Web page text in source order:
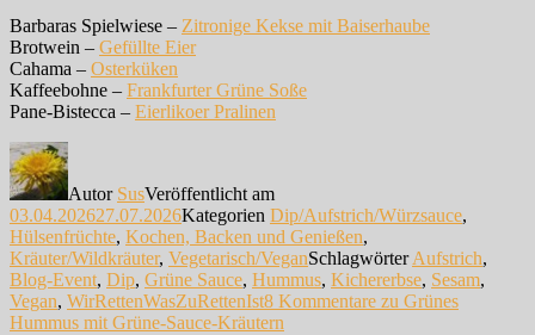
Barbaras Spielwiese – Zitronige Kekse mit Baiserhaube
Brotwein – Gefüllte Eier
Cahama – Osterküken
Kaffeebohne – Frankfurter Grüne Soße
Pane-Bistecca – Eierlikoer Pralinen
Autor SusVeröffentlicht am
03.04.202627.07.2026Kategorien Dip/Aufstrich/Würzsauce,
Hülsenfrüchte, Kochen, Backen und Genießen,
Kräuter/Wildkräuter, Vegetarisch/VeganSchlagwörterAufstrich,
Blog-Event, Dip, Grüne Sauce, Hummus, Kichererbse, Sesam,
Vegan, WirRettenWasZuRettenIst8 Kommentare zu Grünes
Hummus mit Grüne-Sauce-Kräutern